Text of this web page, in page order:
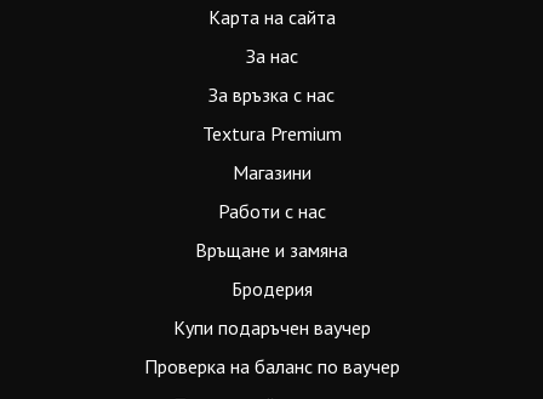
Карта на сайта
За нас
За връзка с нас
Textura Premium
Магазини
Работи с нас
Връщане и замяна
Бродерия
Купи подаръчен ваучер
Проверка на баланс по ваучер